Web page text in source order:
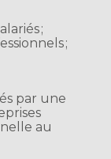
;
;
par une
au